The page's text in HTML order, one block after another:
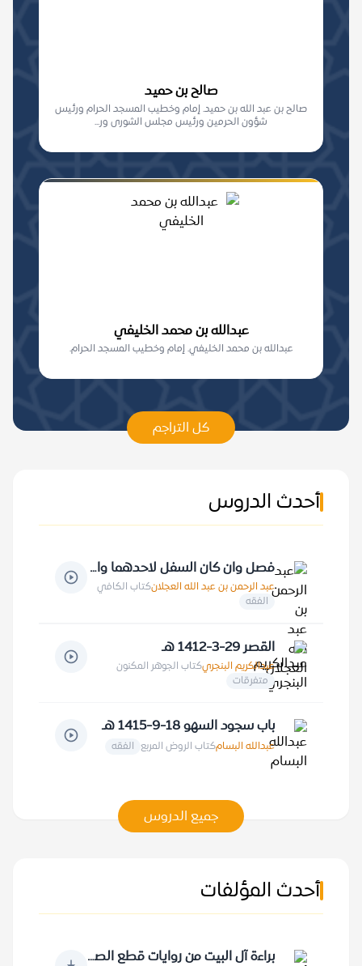
صالح بن حميد
صالح بن عبد الله بن حميد. إمام وخطيب المسجد الحرام ورئيس
شؤون الحرمين ورئيس مجلس الشورى ور...
عبدالله بن محمد الخليفي
عبدالله بن محمد الخليفي. إمام وخطيب المسجد الحرام.
كل التراجم
أحدث الدروس
فصل وان كان السفل لاحدهما والعلو للاخر فـ 4-10-1424 هـ
عبد الرحمن بن عبد الله العجلانكتاب الكافي
الفقه
القصر 29-3-1412 هـ
عبدالكريم البنجريكتاب الجوهر المكنون
متفرقات
باب سجود السهو 18-9-1415 هـ
عبدالله البسامكتاب الروض المربع الفقه
جميع الدروس
أحدث المؤلفات
براءة آل البيت من روايات قطع الصلة بالنبي صلى الله عليه وسلم